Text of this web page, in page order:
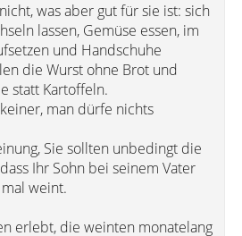
was aber gut für sie ist: sich
lassen, Gemüse essen, im
und Handschuhe
die Wurst ohne Brot und
statt Kartoffeln.
man dürfe nichts
Sie sollten unbedingt die
Ihr Sohn bei seinem Vater
weint.
erlebt, die weinten monatelang